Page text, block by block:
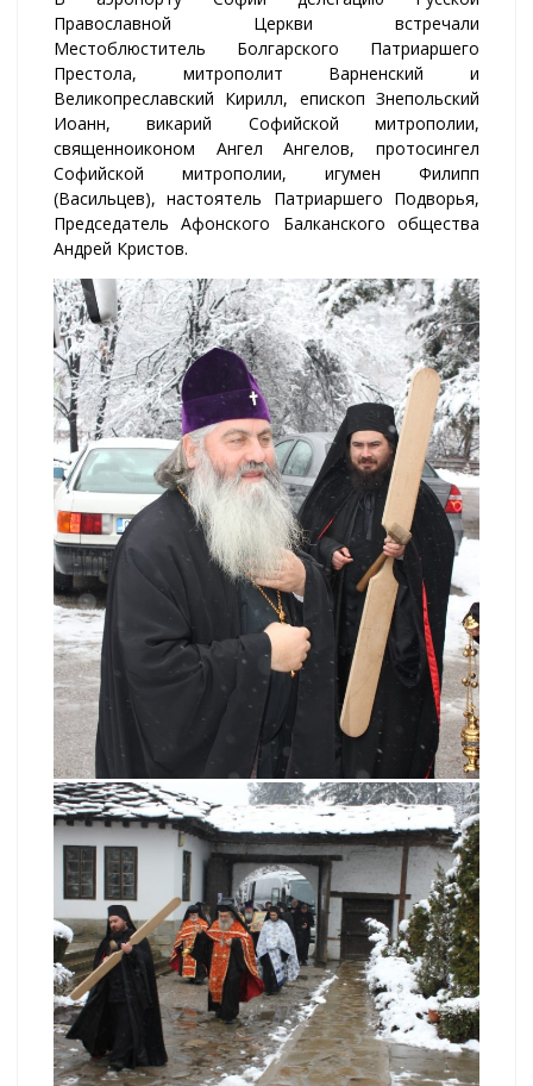
Православной Церкви встречали
Местоблюститель Болгарского Патриаршего
Престола, митрополит Варненский и
Великопреславский Кирилл, епископ Знепольский
Иоанн, викарий Софийской митрополии,
священноиконом Ангел Ангелов, протосингел
Софийской митрополии, игумен Филипп
(Васильцев), настоятель Патриаршего Подворья,
Председатель Афонского Балканского общества
Андрей Кристов.